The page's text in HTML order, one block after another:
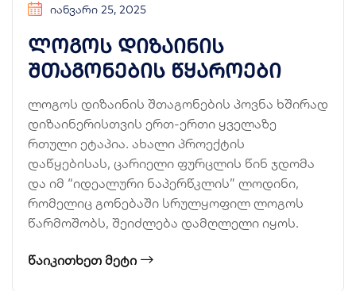
ᲘᲐᲜᲕᲐᲠᲘ 25, 2025
ლოგოს დიზაინის
შთაგონების წყაროები
ლოგოს დიზაინის შთაგონების პოვნა ხშირად
დიზაინერისთვის ერთ-ერთი ყველაზე
რთული ეტაპია. ახალი პროექტის
დაწყებისას, ცარიელი ფურცლის წინ ჯდომა
და იმ “იდეალური ნაპერწკლის” ლოდინი,
რომელიც გონებაში სრულყოფილ ლოგოს
წარმოშობს, შეიძლება დამღლელი იყოს.
ᲬᲐᲘᲙᲘᲗᲮᲔᲗ ᲛᲔᲢᲘ